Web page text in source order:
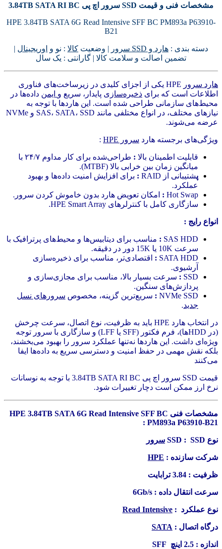
مشخصات فنی و قیمت SSD سرور اچ پی 3.84TB SATA RI BC
HPE 3.84TB SATA 6G Read Intensive SFF BC PM893a P63910-
B21
دسته بندی : هارد و SSD سرور | وضعیت کالا : نو و اوریجینال |
تضمین اصالت و سلامت کالا | گارانتی : یک سال
هارد سرور
HPE یکی از اجزای کلیدی در زیرساخت‌های فناوری
اطلاعات است که برای ذخیره‌سازی پایدار، سریع و ایمن داده‌ها در
محیط‌های سازمانی طراحی شده است. این هاردها با توجه به
نیازهای مختلف، در انواع مختلفی مانند SAS، SATA، SSD و NVMe
عرضه می‌شوند.
ویژگی‌های برجسته هارد سرور HPE :
قابلیت اطمینان بالا :
طراحی‌شده برای کار مداوم ۲۴/۷ با
میانگین زمان بین خرابی بالا (MTBF).
پشتیبانی از RAID : برای افزایش امنیت داده‌ها و بهبود
عملکرد.
Hot Swap
: امکان تعویض هارد بدون خاموش کردن سرور.
سازگاری کامل با کنترلرهای HPE Smart Array.
انواع رایج :
SAS HDD
: مناسب برای دیتابیس‌ها و محیط‌های پرترافیک با
سرعت 10K یا 15K دور در دقیقه.
SATA HDD
: اقتصادی‌تر، مناسب برای ذخیره‌سازی
آرشیوی.
SSD
: سرعت بسیار بالا، مناسب برای مجازی‌سازی و
پردازش‌های سنگین.
NVMe SSD
: سریع‌ترین گزینه، مخصوص سرورهای نسل
جدید.
در انتخاب هارد HPE باید به ظرفیت، نوع اتصال، سرعت چرخش
(در HDDها)، فرم فکتور (SFF یا LFF) و سازگاری با سرور توجه
ویژه‌ای داشت. این هاردها نه‌تنها عملکرد سرور را بهبود می‌بخشند،
بلکه نقش مهمی در حفظ امنیت و دسترسی سریع به داده‌ها ایفا
می‌کنند
قیمت SSD سرور اچ پی 3.84TB SATA RI BC با توجه به نوسانات
نرخ ارز ممکن است دچار تغییرات شود.
مشخصات فنی HPE 3.84TB SATA 6G Read Intensive SFF BC
PM893a P63910-B21 :
نوع SSD : SSD سرور
شرکت سازنده : HPE
ظرفیت : 3.84 ترابایت
سرعت انتقال داده : 6Gb/s
نوع عملکرد : Read Intensive
درگاه اتصال : SATA
اندازه : 2.5 اینچ SFF